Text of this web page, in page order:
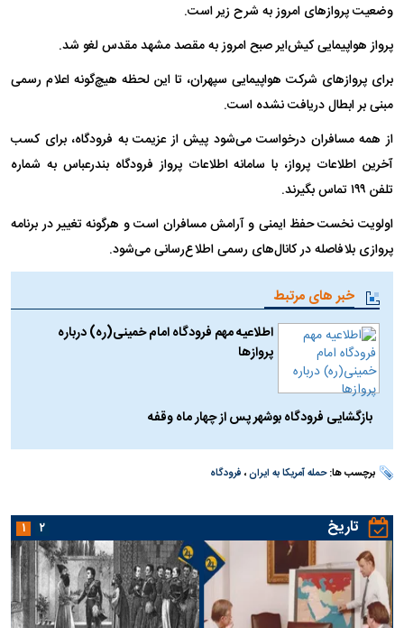
وضعیت پرواز‌های امروز به شرح زیر است.
پرواز هواپیمایی کیش‌ایر صبح امروز به مقصد مشهد مقدس لغو شد.
برای پرواز‌های شرکت هواپیمایی سپهران، تا این لحظه هیچ‌گونه اعلام رسمی
مبنی بر ابطال دریافت نشده است.
از همه مسافران درخواست می‌شود پیش از عزیمت به فرودگاه، برای کسب
آخرین اطلاعات پرواز، با سامانه اطلاعات پرواز فرودگاه بندرعباس به شماره
تلفن ۱۹۹ تماس بگیرند.
اولویت نخست حفظ ایمنی و آرامش مسافران است و هرگونه تغییر در برنامه
پروازی بلافاصله در کانال‌های رسمی اطلاع‌رسانی می‌شود.
خبر های مرتبط
اطلاعیه مهم فرودگاه امام خمینی(ره) درباره
پروازها
بازگشایی فرودگاه بوشهر پس از چهار ماه وقفه
برچسب ها:حمله آمریکا به ایران، فرودگاه
تاریخ ۱ ۲